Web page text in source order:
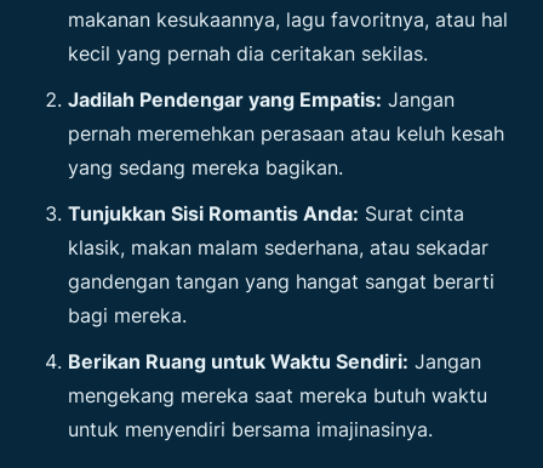
makanan kesukaannya, lagu favoritnya, atau hal
kecil yang pernah dia ceritakan sekilas.
Jadilah Pendengar yang Empatis: Jangan
pernah meremehkan perasaan atau keluh kesah
yang sedang mereka bagikan.
Tunjukkan Sisi Romantis Anda: Surat cinta
klasik, makan malam sederhana, atau sekadar
gandengan tangan yang hangat sangat berarti
bagi mereka.
Berikan Ruang untuk Waktu Sendiri: Jangan
mengekang mereka saat mereka butuh waktu
untuk menyendiri bersama imajinasinya.